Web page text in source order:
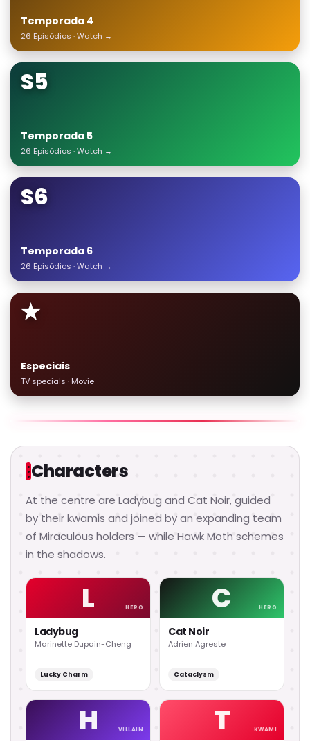
Temporada 4
26 Episódios · Watch →
S5
Temporada 5
26 Episódios · Watch →
S6
Temporada 6
26 Episódios · Watch →
★
Especiais
TV specials · Movie
Characters
At the centre are Ladybug and Cat Noir, guided
by their kwamis and joined by an expanding team
of Miraculous holders — while Hawk Moth schemes
in the shadows.
L HERO
Ladybug
Marinette Dupain-Cheng
Lucky Charm
C HERO
Cat Noir
Adrien Agreste
Cataclysm
H VILLAIN T KWAMI